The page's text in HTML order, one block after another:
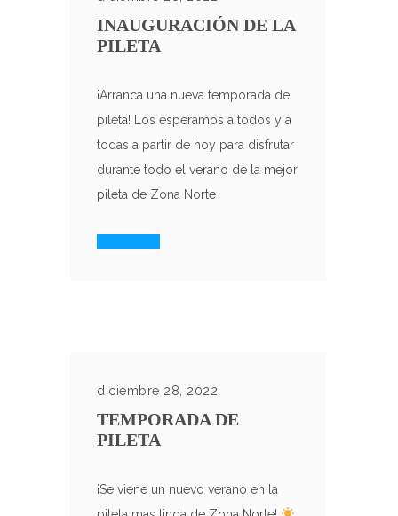
INAUGURACIÓN DE LA
PILETA
¡Arranca una nueva temporada de
pileta! Los esperamos a todos y a
todas a partir de hoy para disfrutar
durante todo el verano de la mejor
pileta de Zona Norte
diciembre 28, 2022
TEMPORADA DE
PILETA
¡Se viene un nuevo verano en la